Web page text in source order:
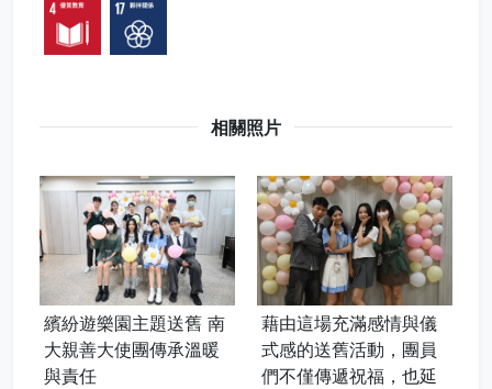
相關照片
繽紛遊樂園主題送舊 南
大親善大使團傳承溫暖
與責任
藉由這場充滿感情與儀
式感的送舊活動，團員
們不僅傳遞祝福，也延